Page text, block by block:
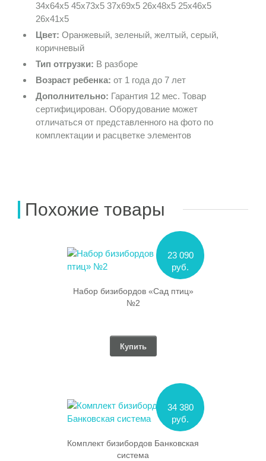
34х64х5 45х73х5 37х69х5 26х48х5 25х46х5
26х41х5
Цвет: Оранжевый, зеленый, желтый, серый,
коричневый
Тип отгрузки: В разборе
Возраст ребенка: от 1 года до 7 лет
Дополнительно: Гарантия 12 мес. Товар
сертифицирован. Оборудование может
отличаться от представленного на фото по
комплектации и расцветке элементов
Похожие товары
23 090
руб.
Набор бизибордов «Сад птиц»
№2
Купить
34 380
руб.
Комплект бизибордов Банковская
система